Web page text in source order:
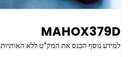
MAHOX379D
למידע נוסף הכנס את המק”ט ללא האותיות MAH לחיפוש באתר היצרן